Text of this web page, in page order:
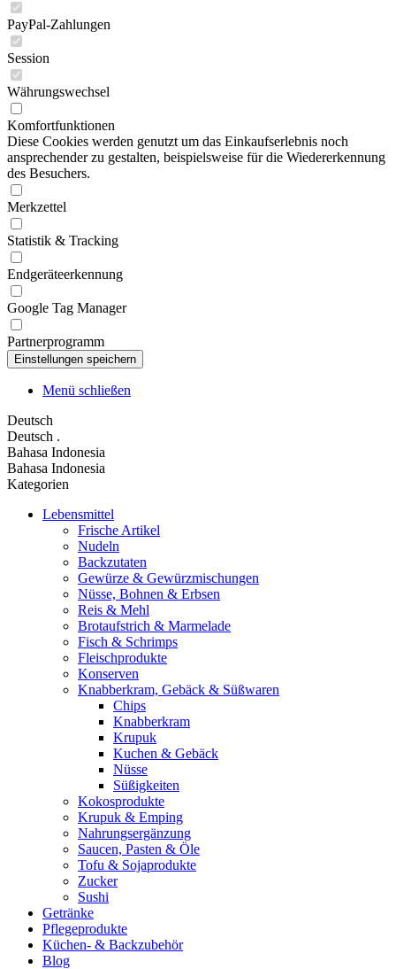
PayPal-Zahlungen
Session
Währungswechsel
Komfortfunktionen
Diese Cookies werden genutzt um das Einkaufserlebnis noch
ansprechender zu gestalten, beispielsweise für die Wiedererkennung
des Besuchers.
Merkzettel
Statistik & Tracking
Endgeräteerkennung
Google Tag Manager
Partnerprogramm
Menü schließen
Deutsch
Deutsch .
Bahasa Indonesia
Bahasa Indonesia
Kategorien
Lebensmittel
Frische Artikel
Nudeln
Backzutaten
Gewürze & Gewürzmischungen
Nüsse, Bohnen & Erbsen
Reis & Mehl
Brotaufstrich & Marmelade
Fisch & Schrimps
Fleischprodukte
Konserven
Knabberkram, Gebäck & Süßwaren
Chips
Knabberkram
Krupuk
Kuchen & Gebäck
Nüsse
Süßigkeiten
Kokosprodukte
Krupuk & Emping
Nahrungsergänzung
Saucen, Pasten & Öle
Tofu & Sojaprodukte
Zucker
Sushi
Getränke
Pflegeprodukte
Küchen- & Backzubehör
Blog